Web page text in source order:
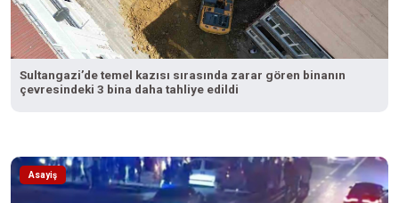
Sultangazi’de temel kazısı sırasında zarar gören binanın
çevresindeki 3 bina daha tahliye edildi
Asayiş